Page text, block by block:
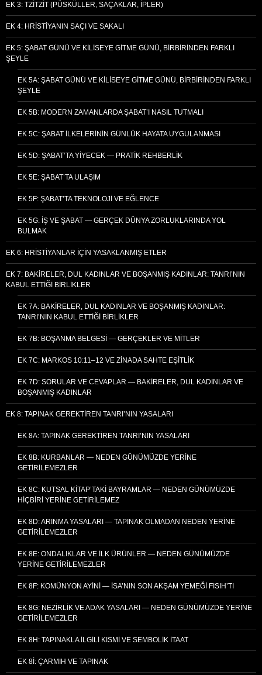
EK 3: TZITZIT (PÜSKÜLLER, SAÇAKLAR, İPLER)
EK 4: HRISTIYANIN SAÇI VE SAKALI
EK 5: ŞABAT GÜNÜ VE KILISEYE GITME GÜNÜ, BIRBIRINDEN FARKLI
ŞEYLE
EK 5A: ŞABAT GÜNÜ VE KILISEYE GITME GÜNÜ, BIRBIRINDEN FARKLI
ŞEYLE
EK 5B: MODERN ZAMANLARDA ŞABAT’I NASIL TUTMALI
EK 5C: ŞABAT İLKELERININ GÜNLÜK HAYATA UYGULANMASI
EK 5D: ŞABAT’TA YIYECEK — PRATIK REHBERLIK
EK 5E: ŞABAT’TA ULAŞIM
EK 5F: ŞABAT’TA TEKNOLOJI VE EĞLENCE
EK 5G: İŞ VE ŞABAT — GERÇEK DÜNYA ZORLUKLARINDA YOL
BULMAK
EK 6: HRISTIYANLAR İÇIN YASAKLANMIŞ ETLER
EK 7: BAKIRELER, DUL KADINLAR VE BOŞANMIŞ KADINLAR: TANRI’NIN
KABUL ETTIĞI BIRLIKLER
EK 7A: BAKIRELER, DUL KADINLAR VE BOŞANMIŞ KADINLAR:
TANRI’NIN KABUL ETTIĞI BIRLIKLER
EK 7B: BOŞANMA BELGESI — GERÇEKLER VE MITLER
EK 7C: MARKOS 10:11–12 VE ZINADA SAHTE EŞITLIK
EK 7D: SORULAR VE CEVAPLAR — BAKIRELER, DUL KADINLAR VE
BOŞANMIŞ KADINLAR
EK 8: TAPINAK GEREKTIREN TANRI’NIN YASALARI
EK 8A: TAPINAK GEREKTIREN TANRI’NIN YASALARI
EK 8B: KURBANLAR — NEDEN GÜNÜMÜZDE YERINE
GETIRILEMEZLER
EK 8C: KUTSAL KITAP’TAKI BAYRAMLAR — NEDEN GÜNÜMÜZDE
HIÇBIRI YERINE GETIRILEMEZ
EK 8D: ARINMA YASALARI — TAPINAK OLMADAN NEDEN YERINE
GETIRILEMEZLER
EK 8E: ONDALIKLAR VE İLK ÜRÜNLER — NEDEN GÜNÜMÜZDE
YERINE GETIRILEMEZLER
EK 8F: KOMÜNYON AYINI — İSA’NIN SON AKŞAM YEMEĞI FISIH’TI
EK 8G: NEZIRLIK VE ADAK YASALARI — NEDEN GÜNÜMÜZDE YERINE
GETIRILEMEZLER
EK 8H: TAPINAKLA İLGILI KISMI VE SEMBOLIK İTAAT
EK 8I: ÇARMIH VE TAPINAK